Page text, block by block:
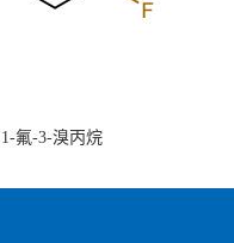
1-氟-3-溴丙烷